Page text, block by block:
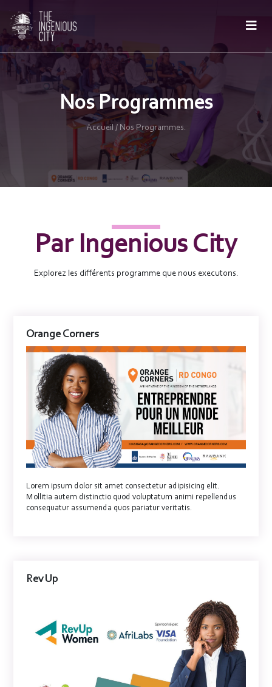
Nos Programmes
Accueil / Nos Programmes.
Par Ingenious City
Explorez les différents programme que nous executons.
Orange Corners
Lorem ipsum dolor sit amet consectetur adipisicing elit.
Mollitia autem distinctio quod voluptatum animi repellendus
consequatur assumenda quos pariatur veritatis.
Rev Up